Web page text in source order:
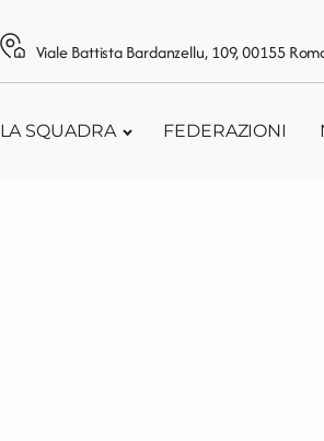
Viale Battista Bardanzellu, 109, 00155
LA SQUADRA FEDERAZIONI